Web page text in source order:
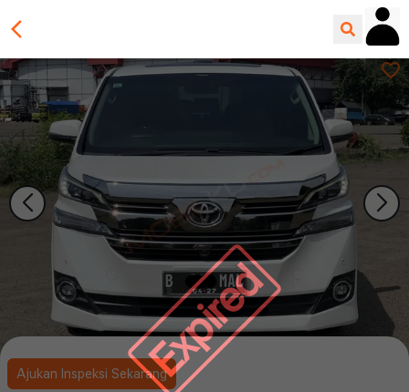
Expired
Ajukan Inspeksi Sekarang